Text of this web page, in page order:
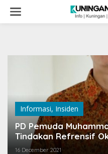
content
Informasi, Insiden
PD Pemuda
Tindakan Refrensif
Tangani Aksi IMM
16 December 2021